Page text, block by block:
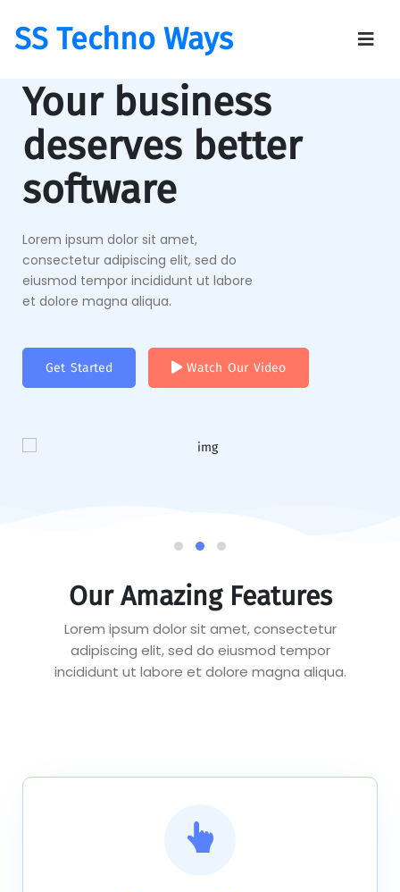
SS Techno Ways
Your business
deserves better
software
Lorem ipsum dolor sit amet,
consectetur adipiscing elit, sed do
eiusmod tempor incididunt ut labore
et dolore magna aliqua.
Get Started Watch Our Video
Our Amazing Features
Lorem ipsum dolor sit amet, consectetur
adipiscing elit, sed do eiusmod tempor
incididunt ut labore et dolore magna aliqua.